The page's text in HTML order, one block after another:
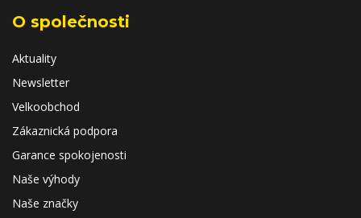
O společnosti
Aktuality
Newsletter
Velkoobchod
Zákaznická podpora
Garance spokojenosti
Naše výhody
Naše značky